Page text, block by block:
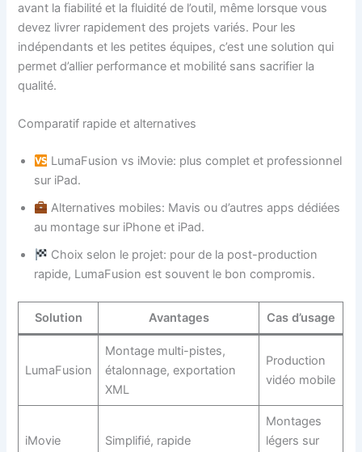
avant la fiabilité et la fluidité de l’outil, même lorsque vous
devez livrer rapidement des projets variés. Pour les
indépendants et les petites équipes, c’est une solution qui
permet d’allier performance et mobilité sans sacrifier la
qualité.
Comparatif rapide et alternatives
LumaFusion vs iMovie: plus complet et professionnel
sur iPad.
Alternatives mobiles: Mavis ou d’autres apps dédiées
au montage sur iPhone et iPad.
Choix selon le projet: pour de la post-production
rapide, LumaFusion est souvent le bon compromis.
Solution Avantages Cas d’usage
LumaFusion
Montage multi-pistes,
étalonnage, exportation
XML
Production
vidéo mobile
iMovie Simplifié, rapide
Montages
légers sur